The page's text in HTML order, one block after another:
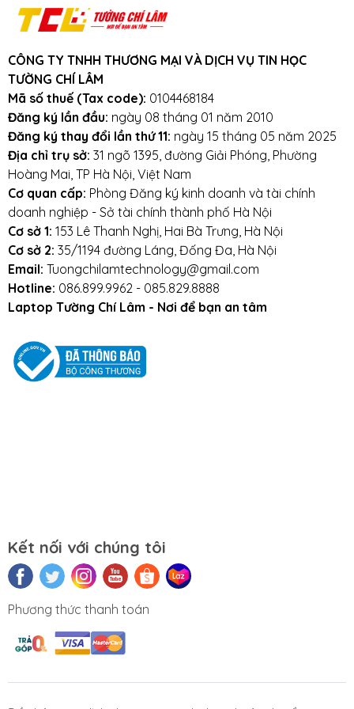
Cam kết:Tường Chí Lâm
chất lượng cao. Với tiêu chí chất lượng là
hàng đầu, chúng thôi cam kết không bán
hàng kém chất lượng, gây ảnh hưởng
đến laptop của khách hàng.
Lâm – Điểm 10 cho sự tin cậy
Lưu ý khi sử dụng pin laptop:
Tránh pin bị va đập, rơi vỡ, móp méo, tác
động vật lý bên ngoài vào
Tránh pin tiếp xúc với nước.
Tắt các ứng dụng không cần thiết khi sử dụng
laptop.
Mọi yêu cầu đặt hàng, hỗ trợ tư vấn sản
Website:https://tuongchilam.com
CÔNG TY TNHH THƯƠNG MẠI VÀ DỊCH VỤ TIN HỌC
TƯỜNG CHÍ LÂM
Mã số thuế (Tax code): 0104468184
Đăng ký lần đầu: ngày 08 tháng 01 năm 2010
Đăng ký thay đổi lần thứ 11: ngày 15 tháng 05 năm 2025
Địa chỉ trụ sở: 31 ngõ 1395, đường Giải Phóng, Phường
Hoàng Mai, TP Hà Nội, Việt Nam
Cơ quan cấp: Phòng Đăng ký kinh doanh và tài chính
doanh nghiệp - Sở tài chính thành phố Hà Nội
Cơ sở 1: 153 Lê Thanh Nghị, Hai Bà Trưng, Hà Nội
Cơ sở 2: 35/1194 đường Láng, Đống Đa, Hà Nội
Email: Tuongchilamtechnology@gmail.com
Hotline: 086.899.9962 - 085.829.8888
Laptop Tường Chí Lâm - Nơi để bạn an tâm
Kết nối với chúng tôi
Phương thức thanh toán